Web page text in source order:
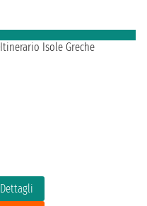
Dettagli